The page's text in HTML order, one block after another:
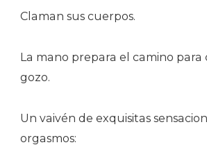
Claman sus cuerpos.
La mano prepara el camino para
gozo.
Un vaivén de exquisitas
orgasmos: